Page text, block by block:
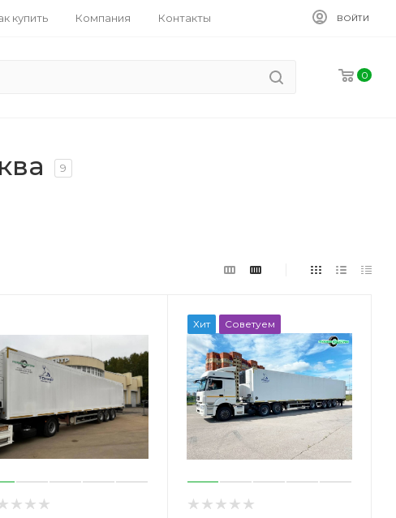
купить Компания Контакты ВОЙТИ
0
9
Хит Советуем